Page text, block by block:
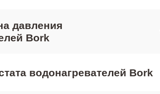
давления
Bork
водонагревателей Bork